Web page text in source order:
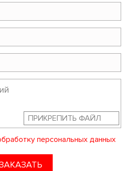
ПРИКРЕПИТЬ ФАЙЛ
персональных данных